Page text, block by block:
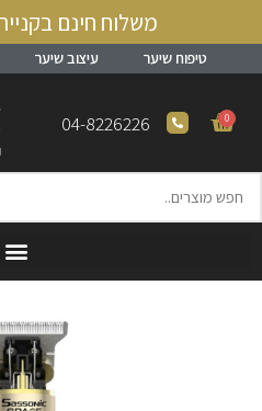
משלוח חינם בקנייה מעל
טיפוח שיער עיצוב שיער
0
04-8226226